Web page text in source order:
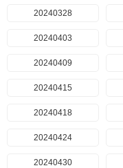
20240328
20240403
20240409
20240415
20240418
20240424
20240430